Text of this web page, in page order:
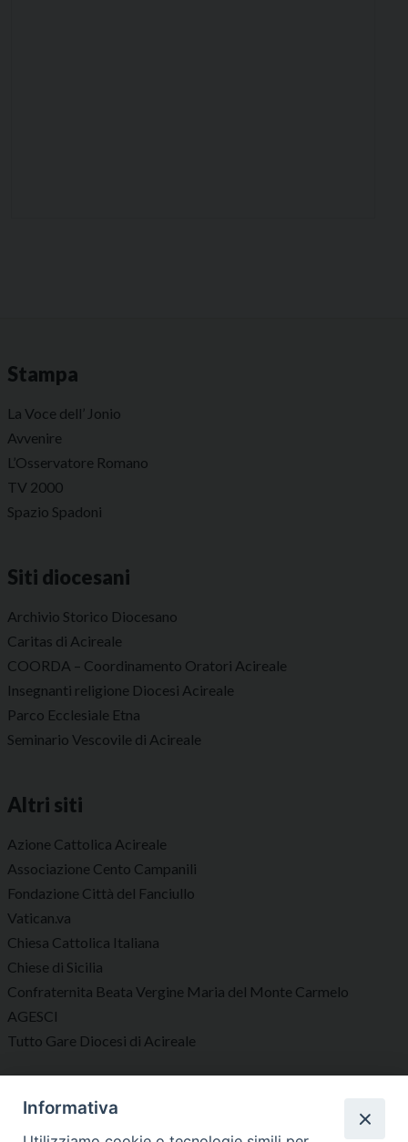
Stampa
La Voce dell’ Jonio
Avvenire
L’Osservatore Romano
TV 2000
Spazio Spadoni
Siti diocesani
Archivio Storico Diocesano
Caritas di Acireale
COORDA – Coordinamento Oratori Acireale
Insegnanti religione Diocesi Acireale
Parco Ecclesiale Etna
Seminario Vescovile di Acireale
Altri siti
Azione Cattolica Acireale
Associazione Cento Campanili
Fondazione Città del Fanciullo
Vatican.va
Chiesa Cattolica Italiana
Chiese di Sicilia
Confraternita Beata Vergine Maria del Monte Carmelo
AGESCI
Tutto Gare Diocesi di Acireale
Seguici su
Informativa